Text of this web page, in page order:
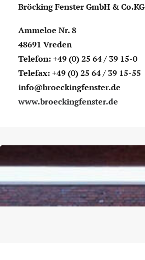
Bröcking Fenster GmbH & Co.KG
Ammeloe Nr. 8
48691 Vreden
Telefon: +49 (0) 25 64 / 39 15-0
Telefax: +49 (0) 25 64 / 39 15-55
info@broeckingfenster.de
www.broeckingfenster.de